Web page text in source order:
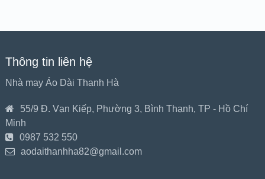
Thông tin liên hệ
Nhà may Áo Dài Thanh Hà
55/9 Đ. Vạn Kiếp, Phường 3, Bình Thạnh, TP - Hồ Chí
Minh
0987 532 550
aodaithanhha82@gmail.com